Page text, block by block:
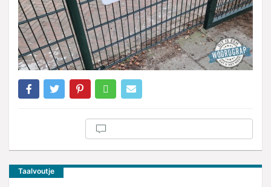
Taalvoutje